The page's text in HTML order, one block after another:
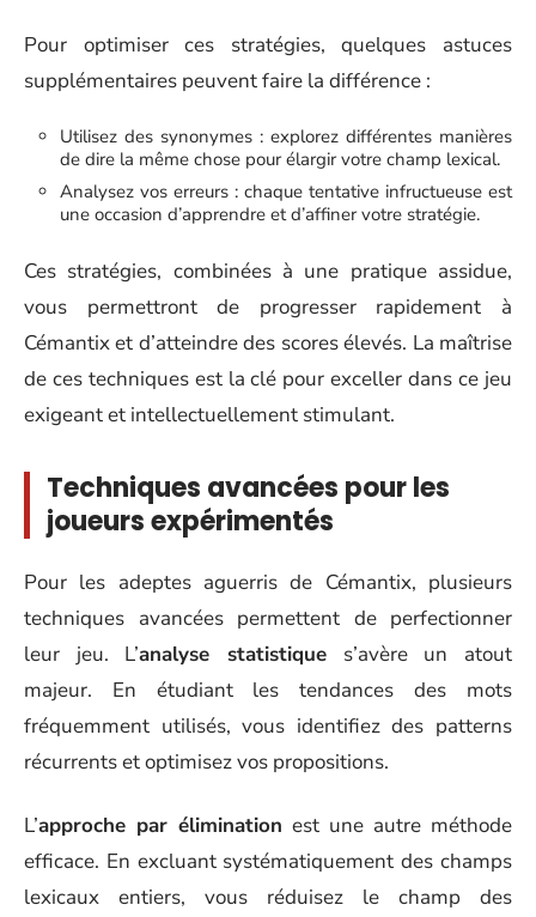
Pour optimiser ces stratégies, quelques astuces
supplémentaires peuvent faire la différence :
Utilisez des synonymes : explorez différentes manières
de dire la même chose pour élargir votre champ lexical.
Analysez vos erreurs : chaque tentative infructueuse est
une occasion d’apprendre et d’affiner votre stratégie.
Ces stratégies, combinées à une pratique assidue,
vous permettront de progresser rapidement à
Cémantix et d’atteindre des scores élevés. La maîtrise
de ces techniques est la clé pour exceller dans ce jeu
exigeant et intellectuellement stimulant.
Techniques avancées pour les
joueurs expérimentés
Pour les adeptes aguerris de Cémantix, plusieurs
techniques avancées permettent de perfectionner
leur jeu. L’analyse statistique s’avère un atout
majeur. En étudiant les tendances des mots
fréquemment utilisés, vous identifiez des patterns
récurrents et optimisez vos propositions.
L’approche par élimination est une autre méthode
efficace. En excluant systématiquement des champs
lexicaux entiers, vous réduisez le champ des